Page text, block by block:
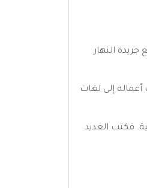
النهار
وترجمت أعماله إلى لغات
فكتب العديد